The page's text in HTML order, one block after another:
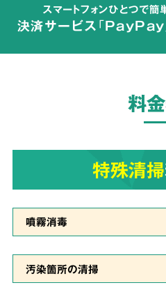
が広がらないよう配慮し
ご依頼者様の
対
スマートフォンひとつで簡
決済サービス「PayPay
料金
特殊清掃
噴霧消毒
汚染箇所の清掃